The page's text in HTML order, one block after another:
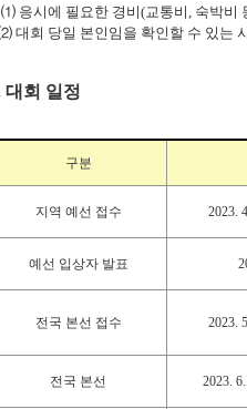
응시에 필요한 경비(교통비 숙박비
대회 당일 본인임을 확인할 수 있는
대회 일정
구분
지역 예선 접수 2023.
예선 입상자 발표
전국 본선 접수 2023.
전국 본선 2023.